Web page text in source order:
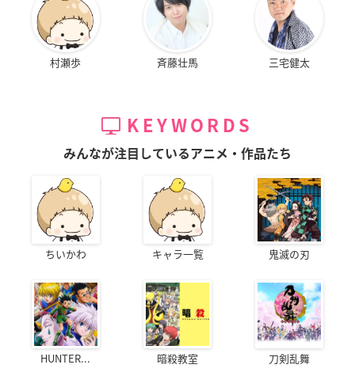
村瀬歩 斉藤壮馬 三宅健太
KEYWORDS
みんなが注目しているアニメ・作品たち
ちいかわ キャラ一覧 鬼滅の刃
HUNTER... 暗殺教室 刀剣乱舞